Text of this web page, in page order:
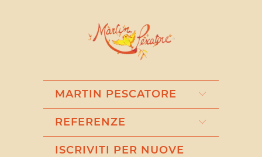
MARTIN PESCATORE
REFERENZE
ISCRIVITI PER NUOVE